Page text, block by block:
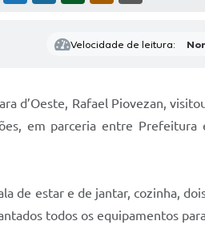
Velocidade de leitura:
d’Oeste, Rafael Piovezan,
em parceria entre
de estar e de jantar, cozinha,
todos os equipamentos